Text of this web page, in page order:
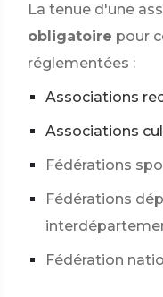
La tenue d'une
obligatoire pour
réglementées :
Associations
Associations
Fédérations
Fédérations
Fédération